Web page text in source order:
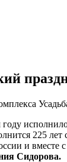
225 лет
и вместе
Сидорова.